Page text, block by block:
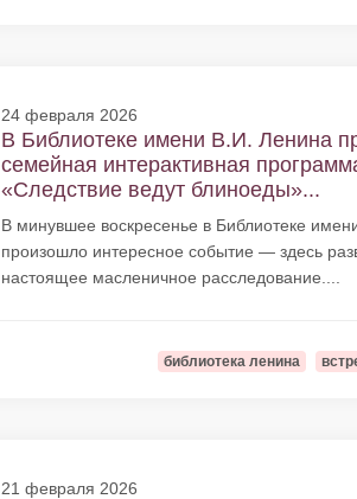
24 февраля 2026
В Библиотеке имени В.И. Ленина
семейная интерактивная
«Следствие ведут блиноеды»...
В минувшее воскресенье в Библиотеке
произошло интересное событие — здесь
настоящее масленичное расследование....
библиотека ленина
21 февраля 2026